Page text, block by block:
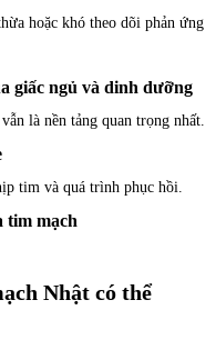
hoặc khó theo dõi phản ứng
giấc ngủ và dinh dưỡng
là nền tảng quan trọng nhất.
tim và quá trình phục hồi.
tim mạch
Nhật có thể